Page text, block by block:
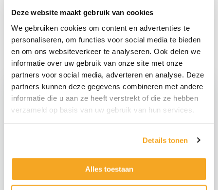
Deze website maakt gebruik van cookies
We gebruiken cookies om content en advertenties te
personaliseren, om functies voor social media te bieden
en om ons websiteverkeer te analyseren. Ook delen we
informatie over uw gebruik van onze site met onze
partners voor social media, adverteren en analyse. Deze
partners kunnen deze gegevens combineren met andere
informatie die u aan ze heeft verstrekt of die ze hebben
verzameld op basis van uw gebruik van hun services.
Details tonen
Alles toestaan
knakworst.
Kijk voor meer natuurlijk kunstvoedsel ook eens bij het
nepvlees.
Fake BBQ Sausage Counterfeit Burger